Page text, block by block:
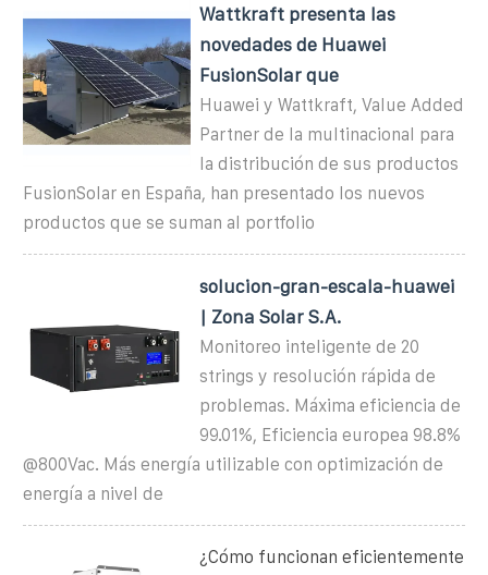
Wattkraft presenta las
novedades de Huawei
FusionSolar que
Huawei y Wattkraft, Value Added
Partner de la multinacional para
la distribución de sus productos
FusionSolar en España, han presentado los nuevos
productos que se suman al portfolio
solucion-gran-escala-huawei
| Zona Solar S.A.
Monitoreo inteligente de 20
strings y resolución rápida de
problemas. Máxima eficiencia de
99.01%, Eficiencia europea 98.8%
@800Vac. Más energía utilizable con optimización de
energía a nivel de
¿Cómo funcionan eficientemente